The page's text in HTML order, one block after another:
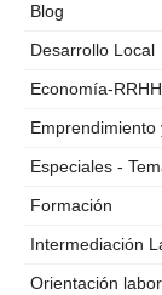
Blog
Desarrollo Local
Economía-RRHH
Emprendimiento
Especiales -
Formación
Intermediación
Orientación